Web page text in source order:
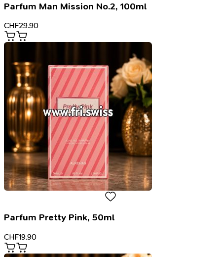
Parfum Man Mission No.2, 100ml
CHF29.90
Parfum Pretty Pink, 50ml
CHF19.90